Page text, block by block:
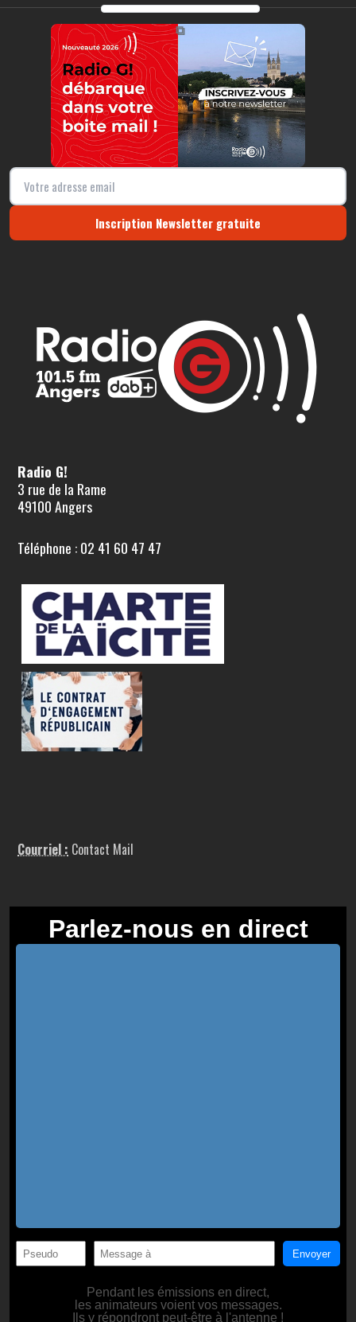
https://radio-g.fr?20557
⧉
Inscription Newsletter gratuite
Radio G!
3 rue de la Rame
49100 Angers
Téléphone : 02 41 60 47 47
Courriel : Contact Mail